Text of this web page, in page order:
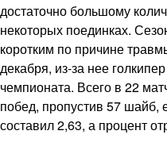
достаточно большому
некоторых поединках.
коротким по причине
декабря, из-за нее
чемпионата. Всего в 22
побед, пропустив 57 шайб,
составил 2,63, а процент